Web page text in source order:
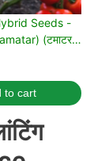
Seeds -
(टमाटर
to cart